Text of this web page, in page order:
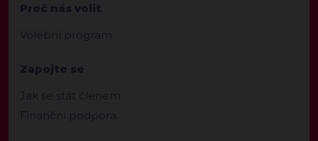
Proč nás volit
Volební program
Zapojte se
Jak se stát členem
Finanční podpora